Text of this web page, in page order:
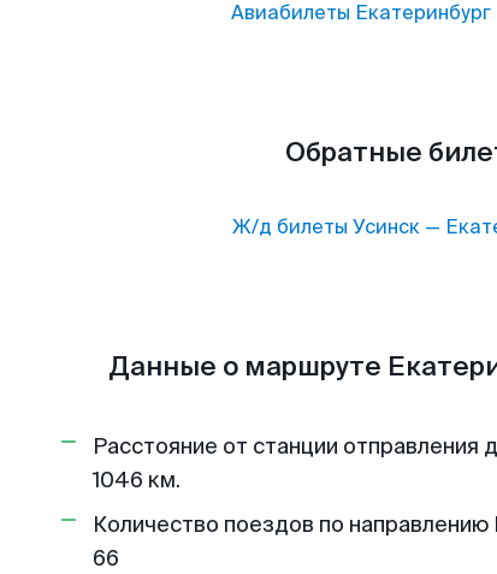
Авиабилеты Екатеринбург
Обратные
Ж/д билеты Усинск —
Данные о маршруте
Расстояние от станции отправления
1046 км.
Количество поездов по направлению
66